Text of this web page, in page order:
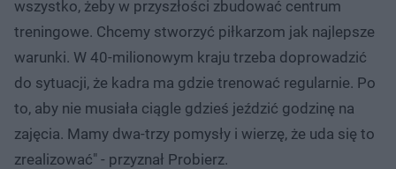
wszystko, żeby w przyszłości zbudować centrum
treningowe. Chcemy stworzyć piłkarzom jak najlepsze
warunki. W 40-milionowym kraju trzeba doprowadzić
do sytuacji, że kadra ma gdzie trenować regularnie. Po
to, aby nie musiała ciągle gdzieś jeździć godzinę na
zajęcia. Mamy dwa-trzy pomysły i wierzę, że uda się to
zrealizować" - przyznał Probierz.